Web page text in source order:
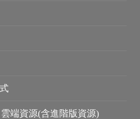
端資源(含進階版資源)